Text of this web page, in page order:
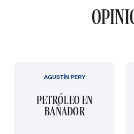
PETRÓLEO EN
BAÑADOR
AGUSTÍN PERY